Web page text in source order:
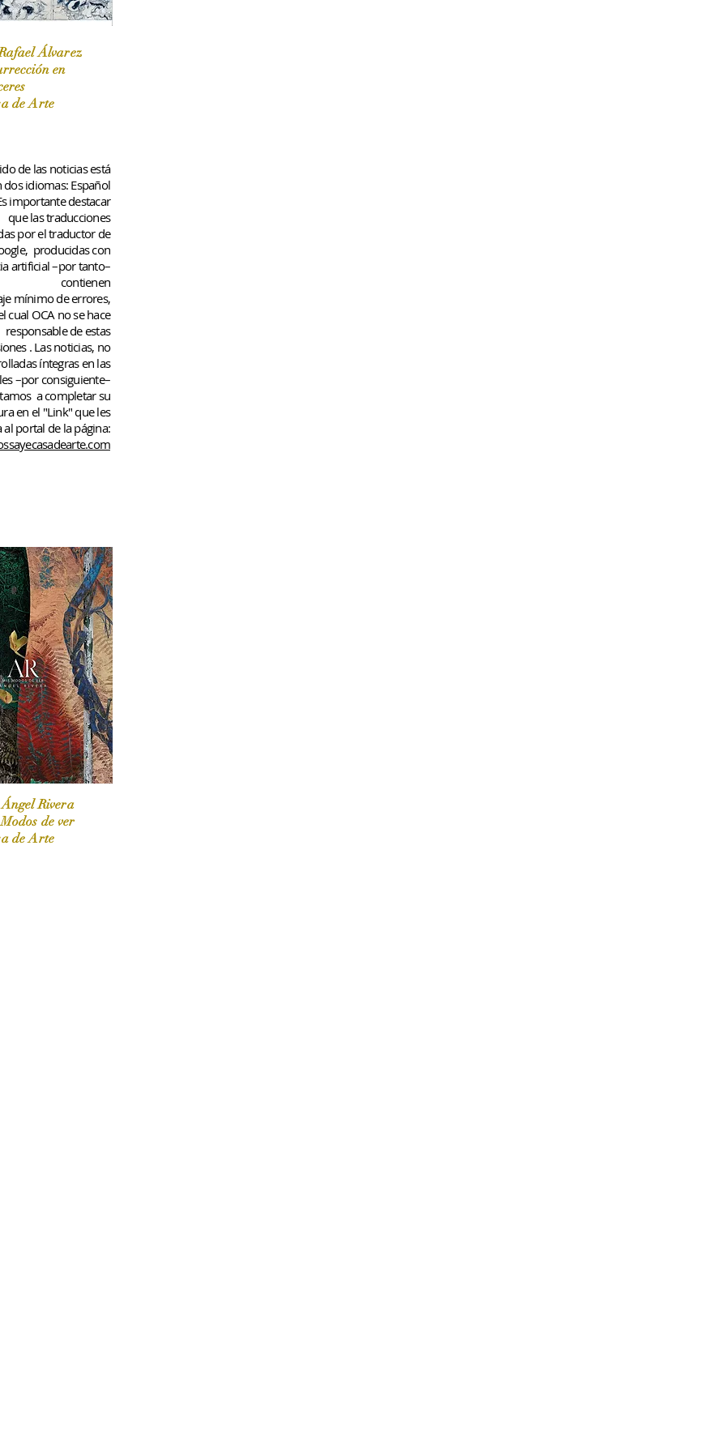
Rivera
de ver
de Arte
de las noticias está
dos idiomas: Español
importante destacar
que las traducciones
por el traductor de
producidas con
artificial –por tanto–
contienen
mínimode errores,
cual OCA no se hace
responsable de estas
. Las noticias, no
íntegras en las
–por consiguiente–
a completar su
en el "Link" que les
portal de la página:
/ Marzo-Abril / 2024
Álvarez
en
de Arte